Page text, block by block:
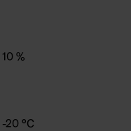
10 %
-20 °C